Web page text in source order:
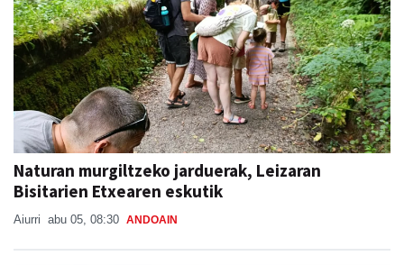
Naturan murgiltzeko jarduerak, Leizaran
Bisitarien Etxearen eskutik
Aiurri abu 05, 08:30 ANDOAIN